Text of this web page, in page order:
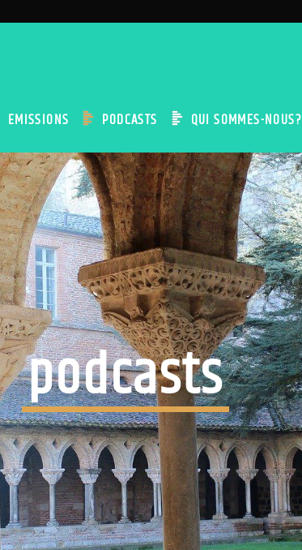
EMISSIONS PODCASTS QUI SOMMES-NOUS?
podcasts